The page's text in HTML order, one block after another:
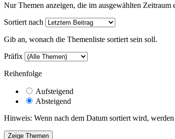
Nur Themen anzeigen, die im ausgewählten Zeitraum
Sortiert nach
Gib an, wonach die Themenliste sortiert sein soll.
Präfix
Reihenfolge
Aufsteigend
Absteigend
Hinweis: Wenn nach dem Datum sortiert wird,